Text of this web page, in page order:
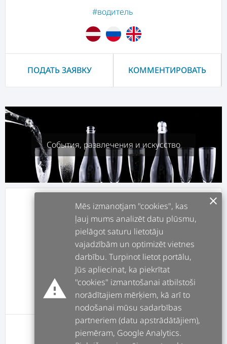
#водитель
ПОДАТЬ ЗАЯВКУ КОММЕНТИРОВАТЬ
События, развлечения и искусство
infoО СЕБЕ
assignmentРАБОТЫ
forumПОСТЫ
messageОТЗЫВЫ
У этого пользователя пока нет оценок
warning
Mēs izmanotjam "cookies", kas
ļauj mums analizēt datu plūsmu,
pielāgot saturu lietotāju
vajadzībām un optimizēt vietnes
darbību. Turpinot lietot portālu,
Jūs apliecinat, ka piekrītat
"cookies" izmantošanai atbilstoši
norādītajiem mērķiem, kā arī to
nodošanai mūsu sadarbības
partneriem (datu apstrādātājiem),
piemēram, Google Analytics.
clear